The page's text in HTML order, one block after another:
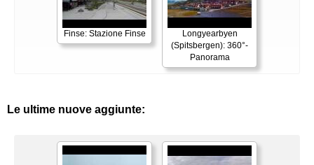
Finse: Stazione Finse
Longyearbyen
(Spitsbergen): 360°-
Panorama
Le ultime nuove aggiunte: